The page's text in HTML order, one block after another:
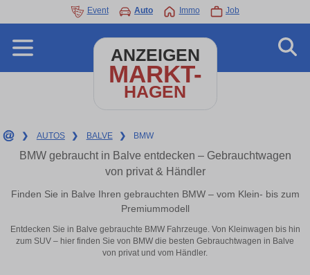
Event Auto Immo Job
ANZEIGEN
MARKT-
HAGEN
❯ AUTOS ❯ BALVE ❯ BMW
BMW gebraucht in Balve entdecken – Gebrauchtwagen
von privat & Händler
Finden Sie in Balve Ihren gebrauchten BMW – vom Klein- bis zum
Premiummodell
Entdecken Sie in Balve gebrauchte BMW Fahrzeuge. Von Kleinwagen bis hin
zum SUV – hier finden Sie von BMW die besten Gebrauchtwagen in Balve
von privat und vom Händler.